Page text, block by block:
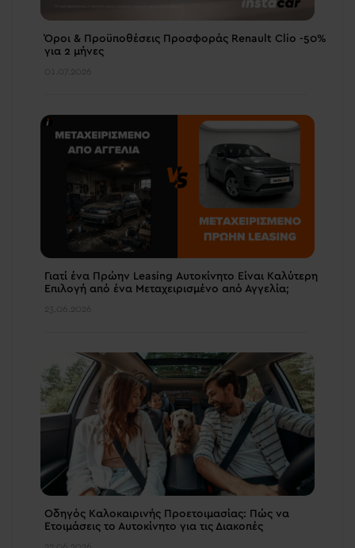
Όροι & Προϋποθέσεις Προσφοράς Renault Clio -50%
για 2 μήνες
01.07.2026
Γιατί ένα Πρώην Leasing Αυτοκίνητο Είναι Καλύτερη
Επιλογή από ένα Μεταχειρισμένο από Αγγελία;
23.06.2026
Οδηγός Καλοκαιρινής Προετοιμασίας: Πώς να
Ετοιμάσεις το Αυτοκίνητο για τις Διακοπές